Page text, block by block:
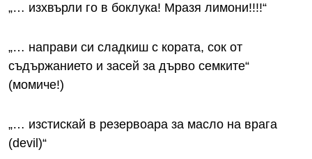
„… изхвърли го в боклука! Мразя лимони!!!!“
„… направи си сладкиш с кората, сок от
съдържанието и засей за дърво семките“
(момиче!)
„… изстискай в резервоара за масло на врага
(devil)“